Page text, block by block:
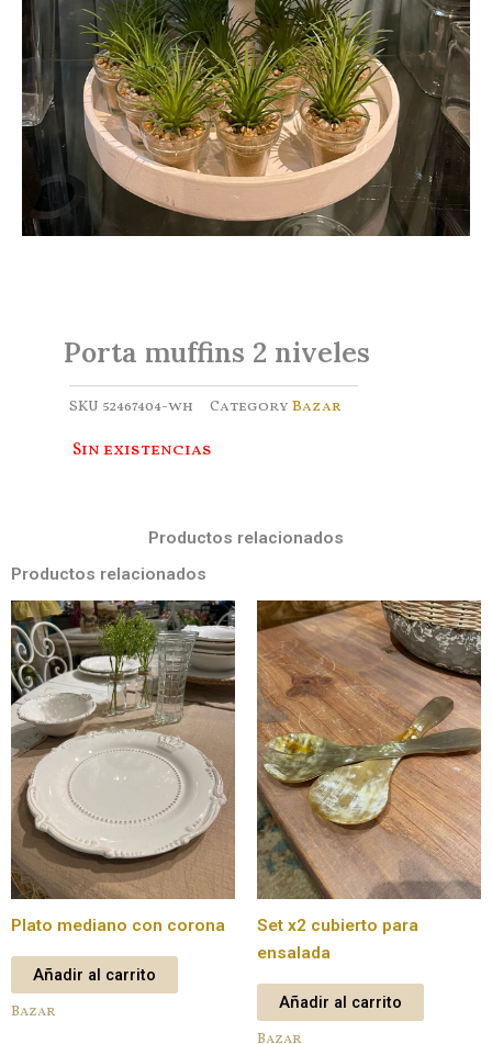
Porta muffins 2 niveles
SKU 52467404-wh Category Bazar
Sin existencias
Productos relacionados
Productos relacionados
Plato mediano con corona
Añadir al carrito
Bazar
Set x2 cubierto para
ensalada
Añadir al carrito
Bazar